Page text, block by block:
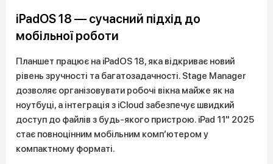
iPadOS 18 — сучасний підхід до
мобільної роботи
Планшет працює на iPadOS 18, яка відкриває новий
рівень зручності та багатозадачності. Stage Manager
дозволяє організовувати робочі вікна майже як на
ноутбуці, а інтеграція з iCloud забезпечує швидкий
доступ до файлів з будь-якого пристрою. iPad 11" 2025
стає повноцінним мобільним комп’ютером у
компактному форматі.